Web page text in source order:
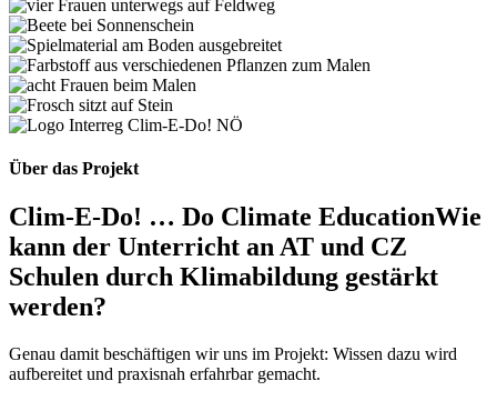
Über das Projekt
Clim-E-Do! … Do Climate EducationWie
kann der Unterricht an AT und CZ
Schulen durch Klimabildung gestärkt
werden?
Genau damit beschäftigen wir uns im Projekt: Wissen dazu wird
aufbereitet und praxisnah erfahrbar gemacht.